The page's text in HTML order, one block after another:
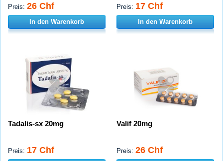
Preis: 26 Chf
In den Warenkorb
Preis: 17 Chf
In den Warenkorb
Tadalis-sx 20mg
Preis: 17 Chf
Valif 20mg
Preis: 26 Chf